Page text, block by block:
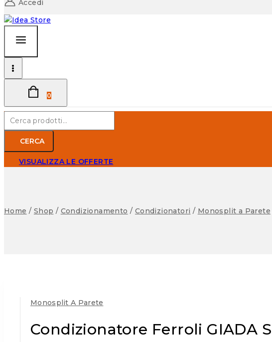
Accedi
0
CERCA
VISUALIZZA LE OFFERTE
Home / Shop / Condizionamento / Condizionatori / Monosplit a Parete
Monosplit A Parete
Condizionatore Ferroli GIADA